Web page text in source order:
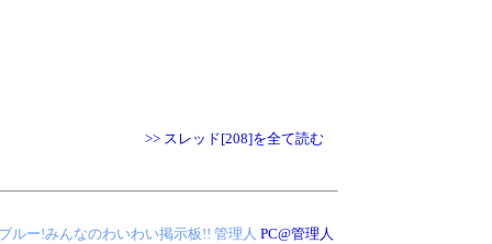
>> スレッド[208]を全て読む
ルー!みんなのわいわい掲示板!! 管理人 PC@管理人